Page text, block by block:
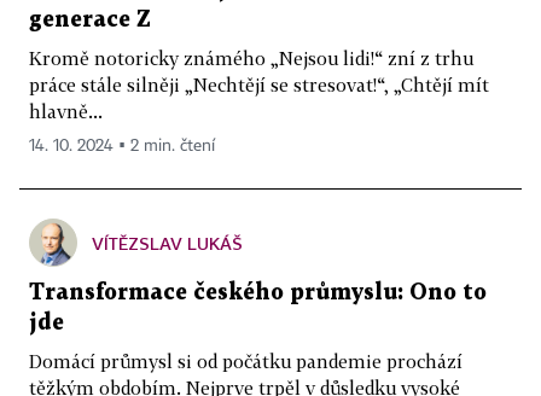
generace Z
Kromě notoricky známého „Nejsou lidi!“ zní z trhu
práce stále silněji „Nechtějí se stresovat!“, „Chtějí mít
hlavně...
14. 10. 2024 ▪ 2 min. čtení
VÍTĚZSLAV LUKÁŠ
Transformace českého průmyslu: Ono to
jde
Domácí průmysl si od počátku pandemie prochází
těžkým obdobím. Nejprve trpěl v důsledku vysoké